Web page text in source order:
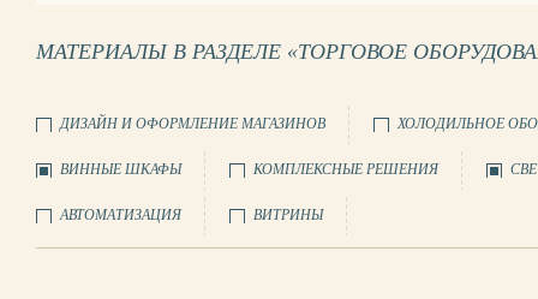
МАТЕРИАЛЫ В РАЗДЕЛЕ «ТОРГОВОЕ
ДИЗАЙН И ОФОРМЛЕНИЕ МАГАЗИНОВ ХОЛОДИЛЬНОЕ
ВИННЫЕ ШКАФЫ КОМПЛЕКСНЫЕ РЕШЕНИЯ
АВТОМАТИЗАЦИЯ ВИТРИНЫ